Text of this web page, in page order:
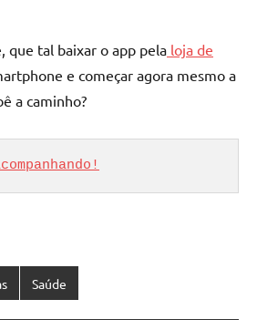
que tal baixar o app pela loja de
e começar agora mesmo a
a caminho?
Saúde